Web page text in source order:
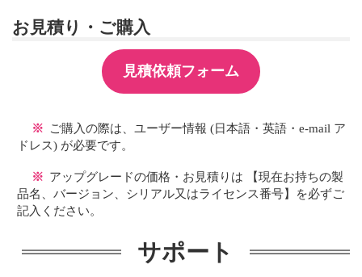
お見積り・ご購入
見積依頼フォーム
※ ご購入の際は、ユーザー情報 (日本語・英語・e-mail ア
ドレス) が必要です。
※ アップグレードの価格・お見積りは 【現在お持ちの製
品名、バージョン、シリアル又はライセンス番号】を必ずご
記入ください。
サポート